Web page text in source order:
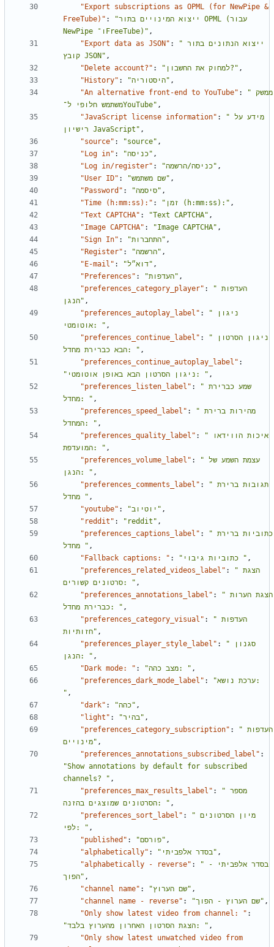
"Export subscriptions as OPML (for NewPipe &
FreeTube)" :
"ייצוא המינויים בתור OPML (עבור
NewPipe ו־FreeTube)" ,
"Export data as JSON" :
"ייצוא הנתונים בתור
קובץ JSON" ,
"Delete account?" : "למחוק את החשבון?" ,
"History" : "היסטוריה" ,
"An alternative front-end to YouTube" :
"ממשק
משתמש חלופי ל־YouTube" ,
"JavaScript license information" :
"מידע על
רישיון JavaScript" ,
"source" : "source" ,
"Log in" : "כניסה" ,
"Log in/register" : "כניסה/הרשמה" ,
"User ID" : "שם משתמש" ,
"Password" : "סיסמה" ,
"Time (h:mm:ss):" : "זמן (h:mm:ss):" ,
"Text CAPTCHA" : "Text CAPTCHA" ,
"Image CAPTCHA" : "Image CAPTCHA" ,
"Sign In" : "התחברות" ,
"Register" : "הרשמה" ,
"E-mail" : "דוא״ל" ,
"Preferences" : "העדפות" ,
"preferences_category_player" :
"העדפות
הנגן" ,
"preferences_autoplay_label" :
"ניגון
אוטומטי: " ,
"preferences_continue_label" :
"ניגון הסרטון
הבא כברירת מחדל: " ,
"preferences_continue_autoplay_label" :
"ניגון הסרטון הבא באופן אוטומטי: " ,
"preferences_listen_label" :
"שמע כברירת
מחדל: " ,
"preferences_speed_label" :
"מהירות ברירת
המחדל: " ,
"preferences_quality_label" :
"איכות הווידאו
המועדפת: " ,
"preferences_volume_label" :
"עצמת השמע של
הנגן: " ,
"preferences_comments_label" :
"תגובות ברירת
מחדל " ,
"youtube" : "יוטיוב" ,
"reddit" : "reddit" ,
"preferences_captions_label" :
"כתוביות ברירת
מחדל " ,
"Fallback captions: " : "כתוביות גיבוי " ,
"preferences_related_videos_label" :
"הצגת
סרטונים קשורים: " ,
"preferences_annotations_label" :
"הצגת הערות
כברירת מחדל: " ,
"preferences_category_visual" :
"העדפות
חזותיות" ,
"preferences_player_style_label" :
"סגנון
הנגן: " ,
"Dark mode: " : "מצב כהה: " ,
"preferences_dark_mode_label" :
"ערכת נושא:
" ,
"dark" : "כהה" ,
"light" : "בהיר" ,
"preferences_category_subscription" :
"העדפות
מינויים" ,
"preferences_annotations_subscribed_label" :
"Show annotations by default for subscribed
channels? " ,
"preferences_max_results_label" :
"מספר
הסרטונים שמוצגים בהזנה: " ,
"preferences_sort_label" :
"מיון הסרטונים
לפי: " ,
"published" : "פורסם" ,
"alphabetically" : "בסדר אלפביתי" ,
"alphabetically - reverse" :
"בסדר אלפביתי -
הפוך" ,
"channel name" : "שם הערוץ" ,
"channel name - reverse" : "שם הערוץ - הפוך" ,
"Only show latest video from channel: " :
"הצגת הסרטון האחרון מהערוץ בלבד: " ,
"Only show latest unwatched video from